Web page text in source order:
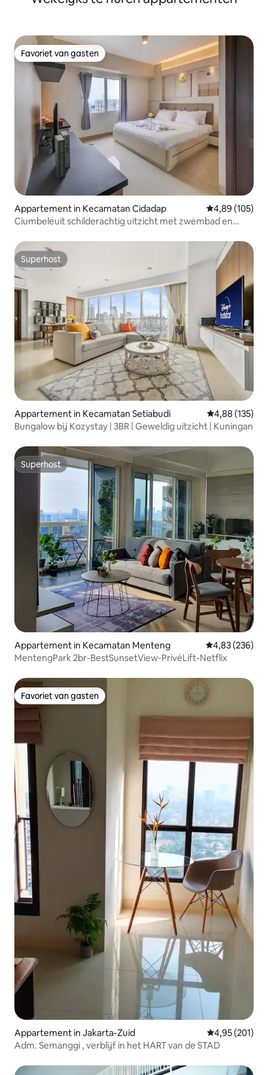
Favoriet van gasten
Favoriet van gasten
Appartement in Kecamatan Cidadap Gemiddelde
4,89 (105)
Ciumbeleuit schilderachtig uitzicht met zwembad en
Superhost
Superhost
Appartement in Kecamatan Setiabudi Gemiddelde
4,88 (135)
Bungalow bij Kozystay | 3BR | Geweldig uitzicht | Kuningan
Superhost
Superhost
Appartement in Kecamatan Menteng Gemiddelde
4,83 (236)
MentengPark 2br-BestSunsetView-PrivéLift-Netflix
Favoriet van gasten
Favoriet van gasten
Appartement in Jakarta-Zuid Gemiddelde
4,95 (201)
Adm. Semanggi , verblijf in het HART van de STAD